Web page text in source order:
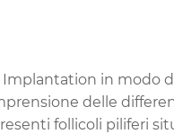
Implantation in modo
delle
follicoli piliferi